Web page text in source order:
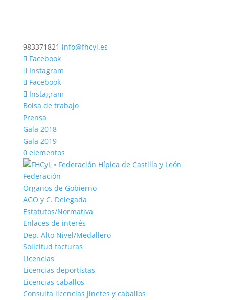
983371821 info@fhcyl.es
Facebook
Instagram
Facebook
Instagram
Bolsa de trabajo
Prensa
Gala 2018
Gala 2019
0 elementos
Federación
Órganos de Gobierno
AGO y C. Delegada
Estatutos/Normativa
Enlaces de interés
Dep. Alto Nivel/Medallero
Solicitud facturas
Licencias
Licencias deportistas
Licencias caballos
Consulta licencias jinetes y caballos